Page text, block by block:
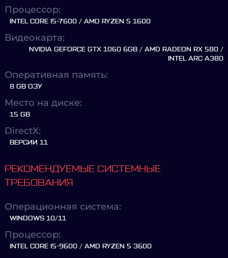
Процессор:
INTEL CORE I5-7600 / AMD RYZEN 5 1600
Видеокарта:
NVIDIA GEFORCE GTX 1060 6GB / AMD RADEON RX 580 /
INTEL ARC A380
Оперативная память:
8 GB ОЗУ
Место на диске:
15 GB
DirectX:
ВЕРСИИ 11
РЕКОМЕНДУЕМЫЕ СИСТЕМНЫЕ
ТРЕБОВАНИЯ
Операционная система:
WINDOWS 10/11
Процессор:
INTEL CORE I5-9600 / AMD RYZEN 5 3600